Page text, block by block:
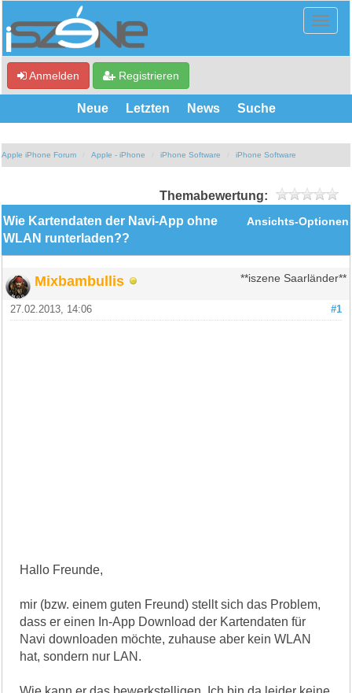
Anmelden Registrieren
Neue Letzten News Suche
Apple iPhone Forum Apple - iPhone iPhone Software iPhone Software
Themabewertung:
Ansichts-Optionen
Wie Kartendaten der Navi-App ohne
WLAN runterladen??
Mixbambullis **iszene Saarländer**
#1
27.02.2013, 14:06
Hallo Freunde,
mir (bzw. einem guten Freund) stellt sich das Problem,
dass er einen In-App Download der Kartendaten für
Navi downloaden möchte, zuhause aber kein WLAN
hat, sondern nur LAN.